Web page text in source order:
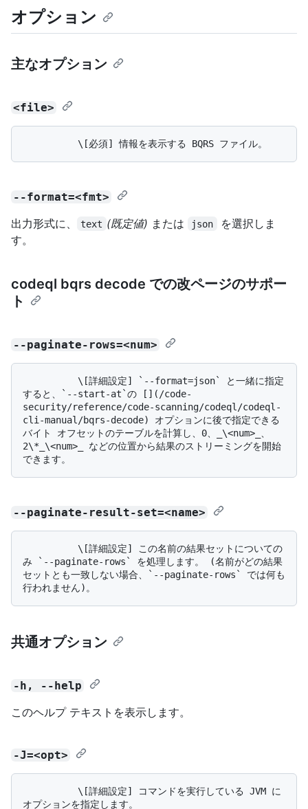
オプション
主なオプション
<file>
--format=<fmt>
出力形式に、 text (既定値) または json
を選択しま
す。
codeql bqrs decode での改ページのサポー
ト
--paginate-rows=<num>
すると、`--start-at`の [](/code-
security/reference/code-scanning/codeql/codeql-
cli-manual/bqrs-decode) オプションに後で指定できる
バイト オフセットのテーブルを計算し、0、_\<num>_、
2\*_\<num>_ などの位置から結果のストリーミングを開始
--paginate-result-set=<name>
み `--paginate-rows` を処理します。 (名前がどの結果
セットとも一致しない場合、`--paginate-rows` では何も
共通オプション
-h, --help
このヘルプ テキストを表示します。
-J=<opt>